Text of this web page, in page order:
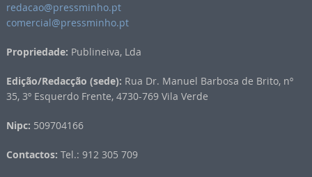
redacao@pressminho.pt
comercial@pressminho.pt
Propriedade: Publineiva, Lda
Edição/Redacção (sede): Rua Dr. Manuel Barbosa de Brito, nº
35, 3º Esquerdo Frente, 4730-769 Vila Verde
Nipc: 509704166
Contactos: Tel.: 912 305 709